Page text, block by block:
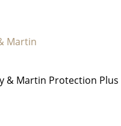
Martin
überspringen